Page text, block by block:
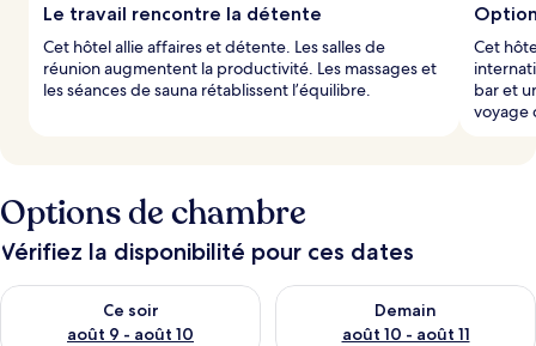
Le travail rencontre la détente
Cet hôtel allie affaires et détente. Les salles de
réunion augmentent la productivité. Les massages et
les séances de sauna rétablissent l’équilibre.
Cet
bar et
voyage
Options de chambre
Vérifiez la disponibilité pour ces dates
Ce soir
août 9 - août 10
Vérifier la disponibilité pour ce soir août 9 - août 10
Demain
août 10 - août 11
Vérifier la disponibilité pour